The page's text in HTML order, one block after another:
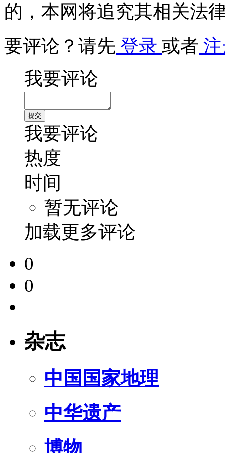
的，本网将追究其相关法
要评论？请先 登录 或者
我要评论
我要评论
热度
时间
暂无评论
加载更多评论
0
0
杂志
中国国家地理
中华遗产
博物